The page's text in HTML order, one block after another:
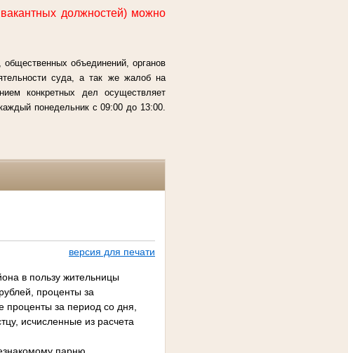
должностей) можно
объединений, органов
суда, а так же жалоб на
конкретных дел осуществляет
понедельник с 09:00 до 13:00.
версия для печати
в пользу жительницы
проценты за
за период со дня,
исчисленные из расчета